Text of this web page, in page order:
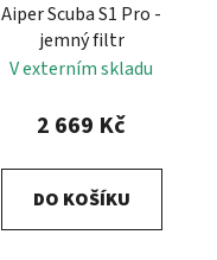
Aiper Scuba S1 Pro -
jemný filtr
V externím skladu
2 669 Kč
DO KOŠÍKU